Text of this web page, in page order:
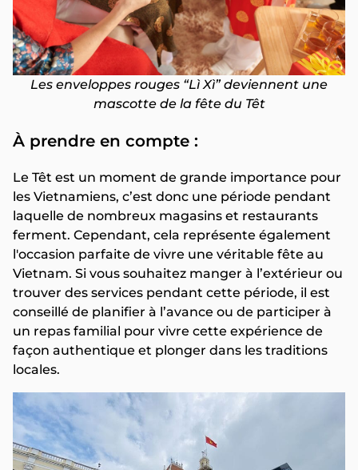
Les enveloppes rouges “Lì Xì” deviennent une
mascotte de la fête du Têt
À prendre en compte :
Le Têt est un moment de grande importance pour
les Vietnamiens, c’est donc une période pendant
laquelle de nombreux magasins et restaurants
ferment. Cependant, cela représente également
l'occasion parfaite de vivre une véritable fête au
Vietnam. Si vous souhaitez manger à l’extérieur ou
trouver des services pendant cette période, il est
conseillé de planifier à l’avance ou de participer à
un repas familial pour vivre cette expérience de
façon authentique et plonger dans les traditions
locales.